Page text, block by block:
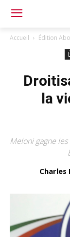
Accueil Édition
la
Meloni gagne
Charles